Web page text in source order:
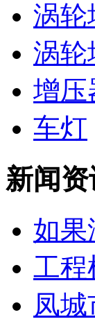
涡轮
涡轮
增压
车灯
新闻
如果
工程
凤